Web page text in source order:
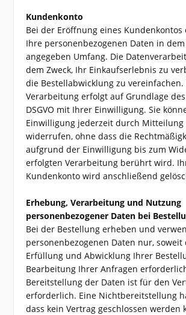
Kundenkonto
Bei der Eröffnung eines
Ihre personenbezogenen Daten in
angegeben Umfang. Die
dem Zweck, Ihr Einkaufserlebnis zu
die Bestellabwicklung zu vereinfachen.
Verarbeitung erfolgt auf Grundlage
DSGVO mit Ihrer Einwilligung. Sie
Einwilligung jederzeit durch Mitteilung
widerrufen, ohne dass die
aufgrund der Einwilligung bis zum
erfolgten Verarbeitung berührt wird.
Kundenkonto wird anschließend
Erhebung, Verarbeitung und Nutzung
personenbezogener Daten bei
Bei der Bestellung erheben und
personenbezogenen Daten nur, soweit
Erfüllung und Abwicklung Ihrer
Bearbeitung Ihrer Anfragen
Bereitstellung der Daten ist für den
erforderlich. Eine Nichtbereitstellung
dass kein Vertrag geschlossen werden